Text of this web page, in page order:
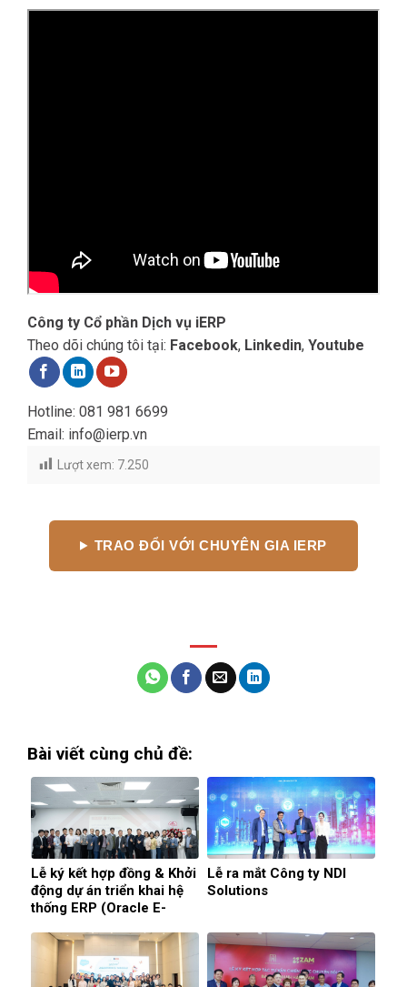
Công ty Cổ phần Dịch vụ iERP
Theo dõi chúng tôi tại: Facebook, Linkedin, Youtube
Hotline: 081 981 6699
Email: info@ierp.vn
Lượt xem: 7.250
TRAO ĐỔI VỚI CHUYÊN GIA IERP
Bài viết cùng chủ đề:
Lễ ký kết hợp đồng & Khởi
động dự án triển khai hệ
thống ERP (Oracle E-
ty CP TECHVINA
HOLDING
Lễ ra mắt Công ty NDI
Solutions